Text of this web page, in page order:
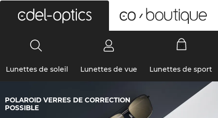
Lunettes de soleil Lunettes de vue Lunettes de sport
POLAROID VERRES DE CORRECTION
POSSIBLE